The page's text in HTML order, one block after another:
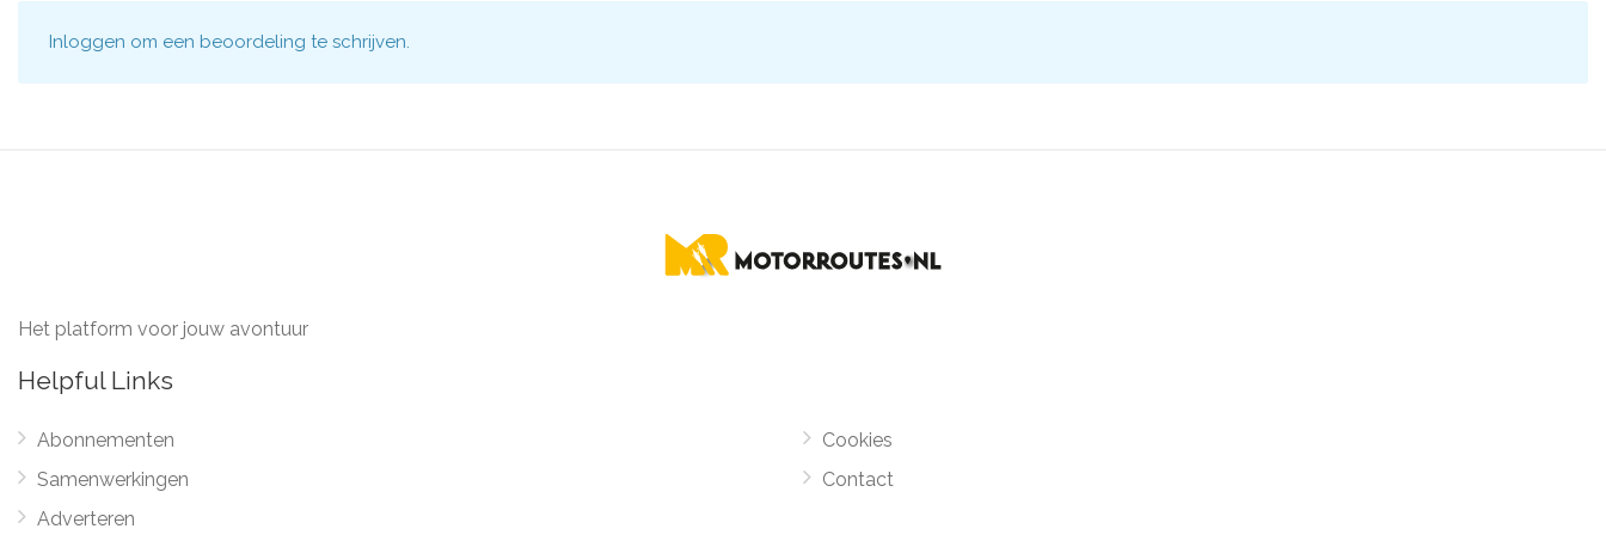
Inloggen om een beoordeling te schrijven.
Het platform voor jouw avontuur
Helpful Links
Abonnementen
Samenwerkingen
Adverteren
Cookies
Contact